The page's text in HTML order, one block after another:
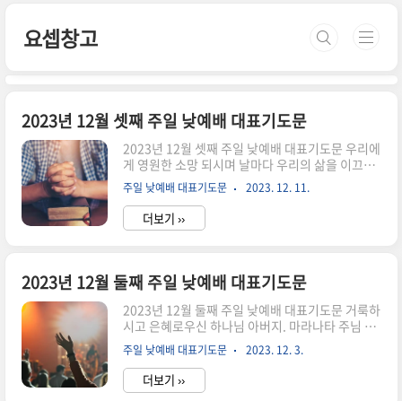
요셉창고
2023년 12월 셋째 주일 낮예배 대표기도문
2023년 12월 셋째 주일 낮예배 대표기도문 우리에
게 영원한 소망 되시며 날마다 우리의 삶을 이끄시
는 하나님 아버지. 한 주간도 세상속에서 저희들을
지켜 보호하여 주시고 이 시간 거룩한 예배 자리로
인도해 주신 하나님의 크신 사랑과 은혜에 감사드
립니다. 오늘은 주님이 저희들을 구원하시기 위해
합니다. 하나님. 주님께서는 맡은 자들에게 구할 것
은 충성이라고 하셨는데 금년 한 해를 되돌아보니
부끄러울 따름입니다. 주님의 뜻대로 살기보다는
우리의 고집을 따라 살았음을 고백합니다. 하나님
의 기쁨을 추억하기보다는 우리의 유익을 따라 살
았던 허물만은 우리에게 주의 긍휼을 베풀어 주시
옵소서 입만 무성한 무화과나무처럼 책..
주일 낮예배 대표기도문 2023. 12. 11.
더보기 ››
2023년 12월 둘째 주일 낮예배 대표기도문
2023년 12월 둘째 주일 낮예배 대표기도문 거룩하
시고 은혜로우신 하나님 아버지. 마라나타 주님 오
시길 간절히 소망하며 기다리는 주의 백성들을 거
룩한 성전으로 부르셔서 예배드리게 하시니 감사합
니다. 죄로 인해 죽을 수밖에 없는 우리를 구하시려
육신을 입고 이 땅에 오셔서, 구세주로서의 삶을 사
주일 낮예배 대표기도문 2023. 12. 3.
더보기 ››